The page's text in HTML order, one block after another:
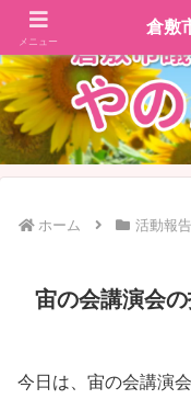
ホーム 活動報告
宙の会講演会
今日は、宙の会講演
メニュー
倉敷